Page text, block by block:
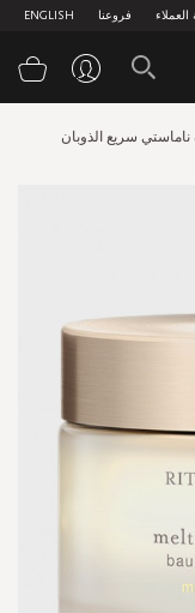
ENGLISH فروعنا
سريع الذوبان